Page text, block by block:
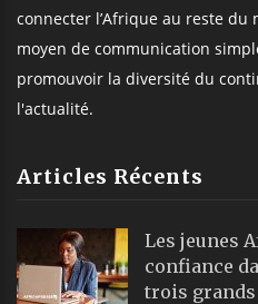
connecter l’Afrique au reste du
moyen de communication
promouvoir la diversité du
l'actualité.
Articles Récents
Les jeunes
confiance
trois grands